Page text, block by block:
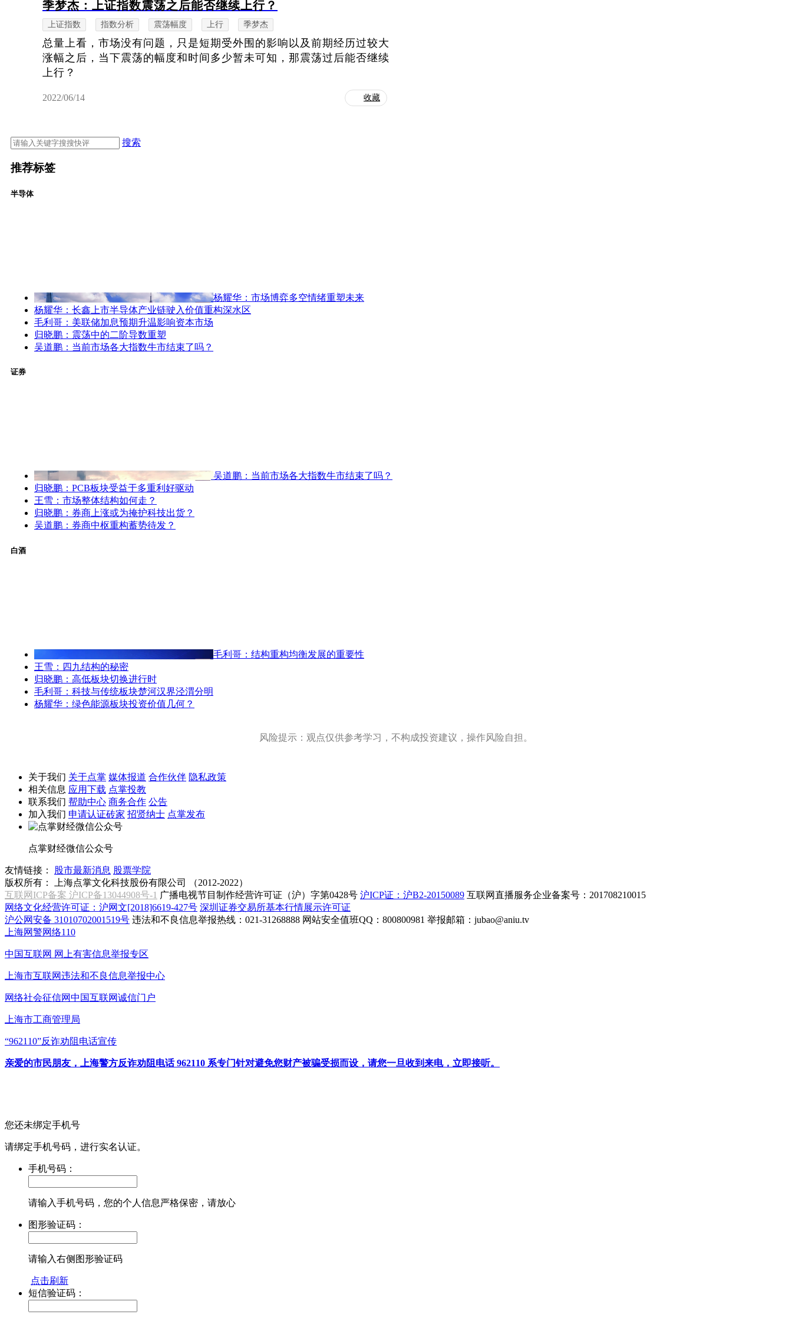
季梦杰：上证指数震荡之后能否继续上行？
上证指数 指数分析 震荡幅度 上行 季梦杰
总量上看，市场没有问题，只是短期受外围的影响以及前期经历过较大
涨幅之后，当下震荡的幅度和时间多少暂未可知，那震荡过后能否继续
上行？
2022/06/14 收藏
搜索
推荐标签
半导体
杨耀华：市场博弈多空情绪重塑未来
杨耀华：长鑫上市半导体产业链驶入价值重构深水区
毛利哥：美联储加息预期升温影响资本市场
归晓鹏：震荡中的二阶导数重塑
吴道鹏：当前市场各大指数牛市结束了吗？
证券
吴道鹏：当前市场各大指数牛市结束了吗？
归晓鹏：PCB板块受益于多重利好驱动
王雪：市场整体结构如何走？
归晓鹏：券商上涨或为掩护科技出货？
吴道鹏：券商中枢重构蓄势待发？
白酒
毛利哥：结构重构均衡发展的重要性
王雪：四九结构的秘密
归晓鹏：高低板块切换进行时
毛利哥：科技与传统板块楚河汉界泾渭分明
杨耀华：绿色能源板块投资价值几何？
风险提示：观点仅供参考学习，不构成投资建议，操作风险自担。
关于我们 关于点掌 媒体报道 合作伙伴 隐私政策
相关信息 应用下载 点掌投教
联系我们 帮助中心 商务合作 公告
加入我们 申请认证砖家 招贤纳士 点掌发布
点掌财经微信公众号
友情链接： 股市最新消息 股票学院
版权所有：
上海点掌文化科技股份有限公司 （2012-2022）
互联网ICP备案 沪ICP备13044908号-1 广播电视节目制作经营许可证（沪）字第0428号 沪ICP证：沪B2-20150089 互联网直播服务企业备案号：201708210015
网络文化经营许可证：沪网文[2018]6619-427号 深圳证券交易所基本行情展示许可证
沪公网安备 31010702001519号 违法和不良信息举报热线：021-31268888 网站安全值班QQ：800800981 举报邮箱： jubao@aniu.tv
上海网警网络110
中国互联网 网上有害信息举报专区
上海市互联网违法和不良信息举报中心
网络社会征信网中国互联网诚信门户
上海市工商管理局
“962110”反诈劝阻电话宣传
亲爱的市民朋友，上海警方反诈劝阻电话 962110 系专门针对避免您财产被骗受损而设，请您一旦收到来电，立即接听。
您还未绑定手机号
请绑定手机号码，进行实名认证。
手机号码：
请输入手机号码，您的个人信息严格保密，请放心
图形验证码：
请输入右侧图形验证码
点击刷新
短信验证码：